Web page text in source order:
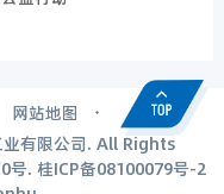
网站地图
有限公司. All Rights
号. 桂ICP备08100079号-2